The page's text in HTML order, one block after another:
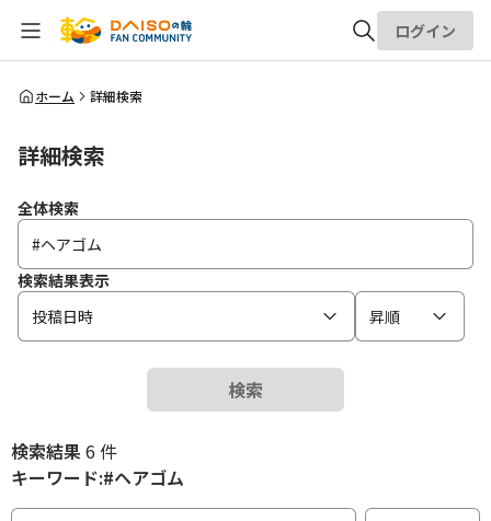
全体検索
ログイン
ホーム 詳細検索
詳細検索
全体検索
検索結果表示
投稿日時
昇順
検索
検索結果6 件
キーワード:#ヘアゴム